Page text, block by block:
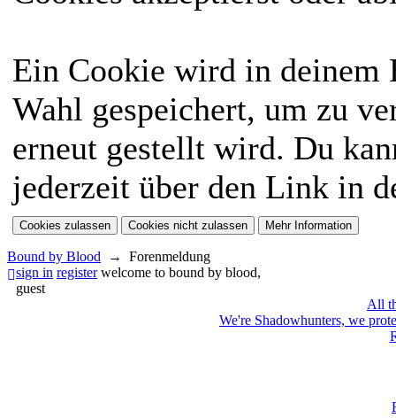
Ein Cookie wird in deinem
Wahl gespeichert, um zu
erneut gestellt wird. Du
jederzeit über den Link in
Bound by Blood → Forenmeldung
sign in register welcome to bound by blood,
guest
All
We're Shadowhunters, we